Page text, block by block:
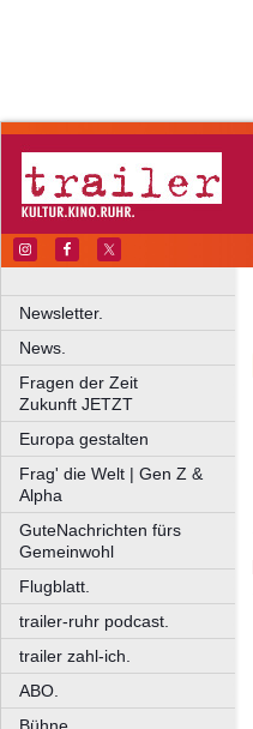
Newsletter.
News.
Fragen der Zeit
Zukunft JETZT
Europa gestalten
Frag' die Welt | Gen Z &
Alpha
GuteNachrichten fürs
Gemeinwohl
Flugblatt.
trailer-ruhr podcast.
trailer zahl-ich.
ABO.